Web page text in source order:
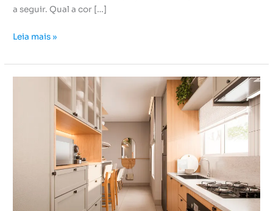
a seguir. Qual a cor […]
Leia mais »